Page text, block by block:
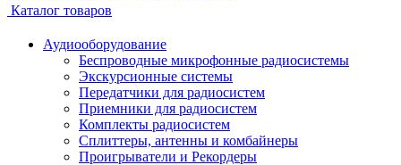
Каталог товаров
Аудиооборудование
Беспроводные микрофонные радиосистемы
Экскурсионные системы
Передатчики для радиосистем
Приемники для радиосистем
Комплекты радиосистем
Сплиттеры, антенны и комбайнеры
Проигрыватели и Рекордеры